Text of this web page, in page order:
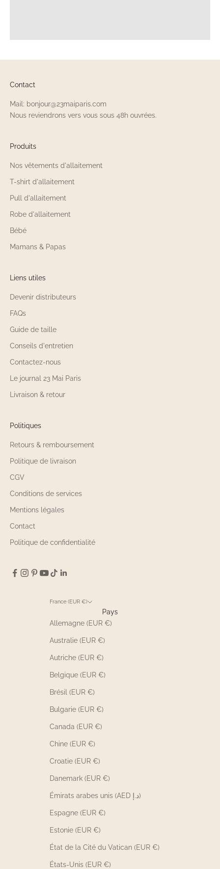
Contact
Mail: bonjour@23maiparis.com
Nous reviendrons vers vous sous 48h ouvrées.
Produits
Nos vêtements d'allaitement
T-shirt d'allaitement
Pull d'allaitement
Robe d'allaitement
Bébé
Mamans & Papas
Liens utiles
Devenir distributeurs
FAQs
Guide de taille
Conseils d'entretien
Contactez-nous
Le journal 23 Mai Paris
Livraison & retour
Politiques
Retours & remboursement
Politique de livraison
CGV
Conditions de services
Mentions légales
Contact
Politique de confidentialité
France (EUR €)
Pays
Allemagne (EUR €)
Australie (EUR €)
Autriche (EUR €)
Belgique (EUR €)
Brésil (EUR €)
Bulgarie (EUR €)
Canada (EUR €)
Chine (EUR €)
Croatie (EUR €)
Danemark (EUR €)
Émirats arabes unis (AED د.إ)
Espagne (EUR €)
Estonie (EUR €)
État de la Cité du Vatican (EUR €)
États-Unis (EUR €)